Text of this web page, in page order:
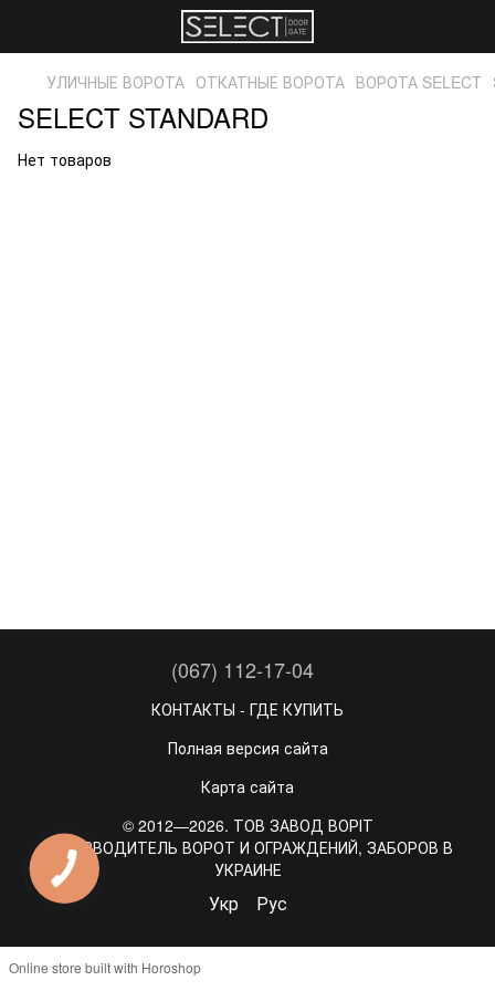
УЛИЧНЫЕ ВОРОТА ОТКАТНЫЕ ВОРОТА ВОРОТА SELECT
SELECT STANDARD
Нет товаров
(067) 112-17-04
КОНТАКТЫ - ГДЕ КУПИТЬ
Полная версия сайта
Карта сайта
© 2012—2026. ТОВ ЗАВОД ВОРІТ
ПРОИЗВОДИТЕЛЬ ВОРОТ И ОГРАЖДЕНИЙ, ЗАБОРОВ В
УКРАИНЕ
Укр Рус
Online store built with Horoshop